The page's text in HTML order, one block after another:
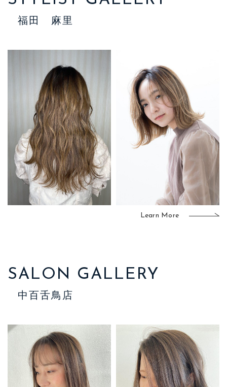
福田 麻里
Learn More
SALON GALLERY
中百舌鳥店